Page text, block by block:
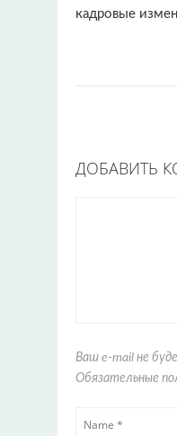
кадровые
ДОБАВИТЬ
Ваш e-mail не
Обязательные